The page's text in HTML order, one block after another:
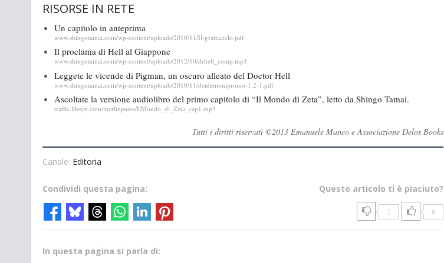
RISORSE IN RETE
Un capitolo in anteprima
www.shingotamai.com/wp-content/uploads/2010/11/Il-grattacielo.pdf
Il proclama di Hell al Giappone
www.shingotamai.com/wp-content/uploads/2012/10/drhell_comp.mp3
Leggete le vicende di Pigman, un oscuro alleato del Doctor Hell
www.shingotamai.com/wp-content/uploads/2010/11/deidemonipromo-1.2-1.pdf
Ascoltate la versione audiolibro del primo capitolo di “Il Mondo di Zeta”, letto da Shingo Tamai.
traffic.libsyn.com/merlinpants/IlMondo_di_Zeta_cap1.mp3
Tutti i diritti riservati ©2013 Emanuele Manco e Associazione Delos Books
Canale: Editoria
Questo articolo ti è piaciuto?
1 6
Condividi questa pagina:
In questa pagina si parla di: